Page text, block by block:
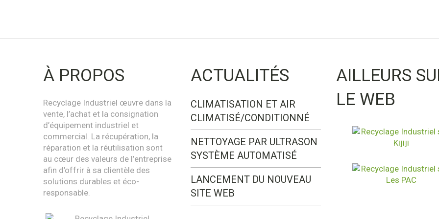
À PROPOS
Recyclage Industriel œuvre dans la
vente, l’achat et la consignation
d’équipement industriel et
commercial. La récupération, la
réparation et la réutilisation sont
au cœur des valeurs de l’entreprise
afin d’offrir à sa clientèle des
solutions durables et éco-
responsable.
ACTUALITÉS
CLIMATISATION ET AIR
CLIMATISÉ/CONDITIONNÉ
NETTOYAGE PAR ULTRASON
SYSTÈME AUTOMATISÉ
LANCEMENT DU NOUVEAU
SITE WEB
AILLEURS
LE WEB